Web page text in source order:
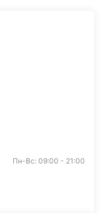
Пн-Вс: 09:00 - 21:00